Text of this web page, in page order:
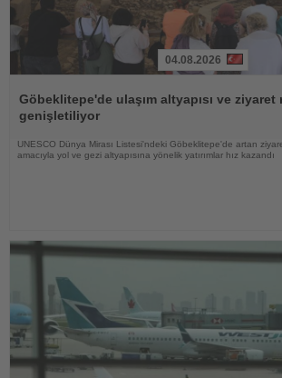
Oku
04.08.2026
Göbeklitepe'de ulaşım altyapısı ve ziyaret
genişletiliyor
UNESCO Dünya Mirası Listesi'ndeki Göbeklitepe'de artan
amacıyla yol ve gezi altyapısına yönelik yatırımlar hız kazandı